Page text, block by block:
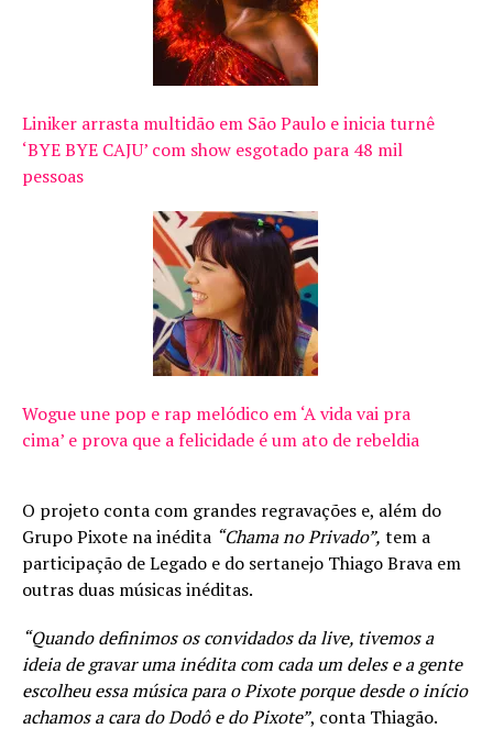
Liniker arrasta multidão em São Paulo e inicia turnê
‘BYE BYE CAJU’ com show esgotado para 48 mil
pessoas
Wogue une pop e rap melódico em ‘A vida vai pra
cima’ e prova que a felicidade é um ato de rebeldia
O projeto conta com grandes regravações e, além do
Grupo Pixote na inédita “Chama no Privado”, tem a
participação de Legado e do sertanejo Thiago Brava em
outras duas músicas inéditas.
“Quando definimos os convidados da live, tivemos a
ideia de gravar uma inédita com cada um deles e a gente
escolheu essa música para o Pixote porque desde o início
achamos a cara do Dodô e do Pixote”, conta Thiagão.